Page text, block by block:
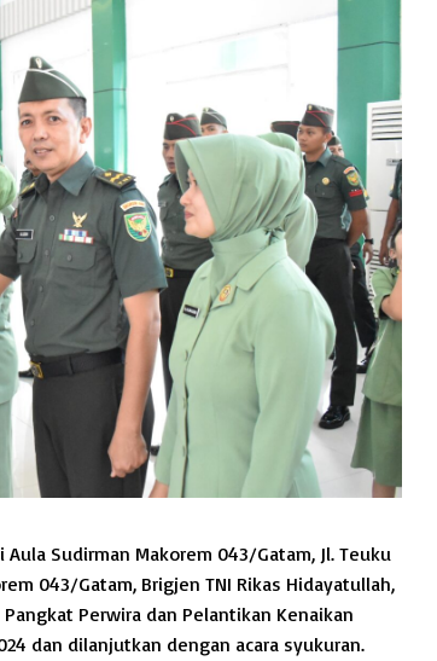
Sudirman Makorem 043/Gatam, Jl. Teuku
043/Gatam, Brigjen TNI Rikas Hidayatullah,
Pangkat Perwira dan Pelantikan Kenaikan
dan dilanjutkan dengan acara syukuran.